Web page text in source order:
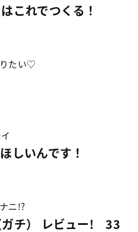
はこれでつくる！
たい♡
しいんです！
ニ!?
ガチ） レビュー! 33